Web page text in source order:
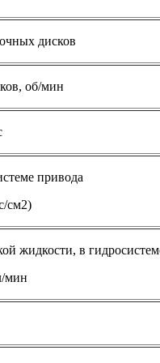
дисков
об/мин
привода
см2)
жидкости, в
мин